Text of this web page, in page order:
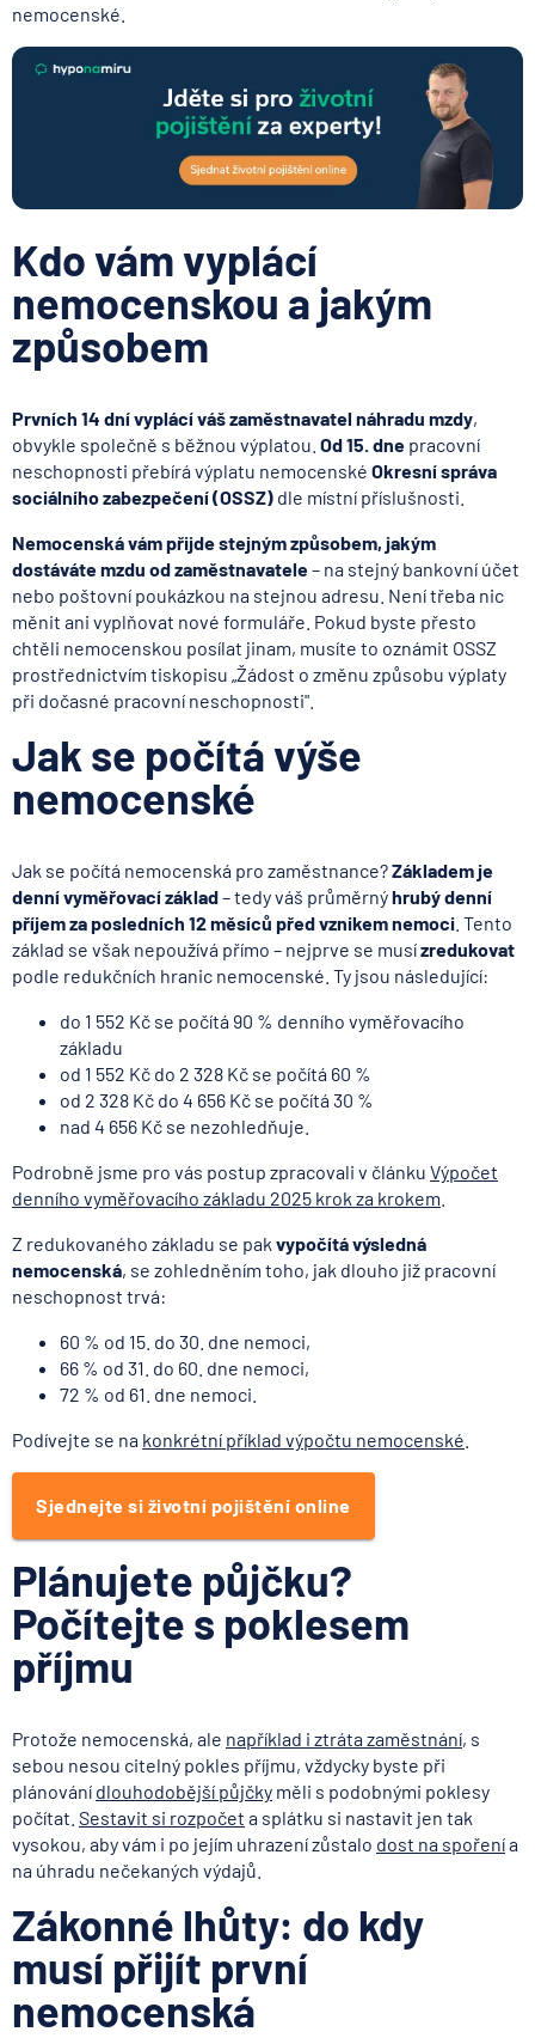
nemocenské.
Kdo vám vyplácí
nemocenskou a jakým
způsobem
Prvních 14 dní vyplácí váš zaměstnavatel náhradu mzdy,
obvykle společně s běžnou výplatou. Od 15. dne pracovní
neschopnosti přebírá výplatu nemocenské Okresní správa
sociálního zabezpečení (OSSZ) dle místní příslušnosti.
Nemocenská vám přijde stejným způsobem, jakým
dostáváte mzdu od zaměstnavatele– na stejný bankovní účet
nebo poštovní poukázkou na stejnou adresu. Není třeba nic
měnit ani vyplňovat nové formuláře. Pokud byste přesto
chtěli nemocenskou posílat jinam, musíte to oznámit OSSZ
prostřednictvím tiskopisu „Žádost o změnu způsobu výplaty
při dočasné pracovní neschopnosti".
Jak se počítá výše
nemocenské
Jak se počítá nemocenská pro zaměstnance?Základem je
denní vyměřovací základ– tedy váš průměrnýhrubý denní
příjem za posledních 12 měsíců před vznikem nemoci . Tento
základ se však nepoužívá přímo – nejprve se musízredukovat
podle redukčních hranic nemocenské. Ty jsou následující:
do 1 552 Kč se počítá 90 % denního vyměřovacího
základu
od 1 552 Kč do 2 328 Kč se počítá 60 %
od 2 328 Kč do 4 656 Kč se počítá 30 %
nad 4 656 Kč se nezohledňuje.
Podrobně jsme pro vás postup zpracovali v článku Výpočet
denního vyměřovacího základu 2025 krok za krokem
Z redukovaného základu se pak vypočítá výsledná
nemocenská, se zohledněním toho, jak dlouho již pracovní
neschopnost trvá:
60 % od 15. do 30. dne nemoci,
66 % od 31. do 60. dne nemoci,
72 % od 61. dne nemoci.
Podívejte se na konkrétní příklad výpočtu nemocenské
Sjednejte si životní pojištění online
Plánujete půjčku?
Počítejte s poklesem
příjmu
Protože nemocenská, ale například i ztráta zaměstnání, s
sebou nesou citelný pokles příjmu, vždycky byste při
plánování dlouhodobější půjčky měli s podobnými poklesy
počítat. Sestavit si rozpočet a splátku si nastavit jen tak
vysokou, aby vám i po jejím uhrazení zůstalo dost na spořenía
na úhradu nečekaných výdajů.
Zákonné lhůty: do kdy
musí přijít první
nemocenská